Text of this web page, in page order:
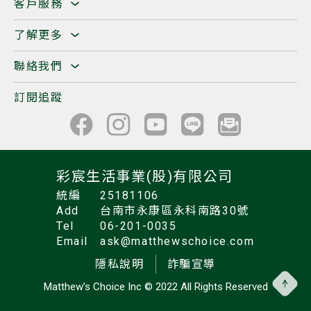
客戶服務
了解更多
聯絡我們
訂閱追蹤
彩宸生活事業(股)有限公司
統編
25181106
Add
台南市永康區永科南路30號
Tel
06-201-0035
Email
ask@matthewschoice.com
隱私說明
詐騙宣導
Matthew’s Choice Inc © 2022 All Rights Reserved